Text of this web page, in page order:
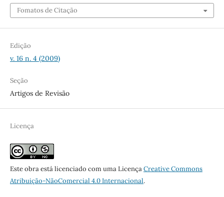
Fomatos de Citação
Edição
v. 16 n. 4 (2009)
Seção
Artigos de Revisão
Licença
Este obra está licenciado com uma LicençaCreative Commons
Atribuição-NãoComercial 4.0 Internacional.